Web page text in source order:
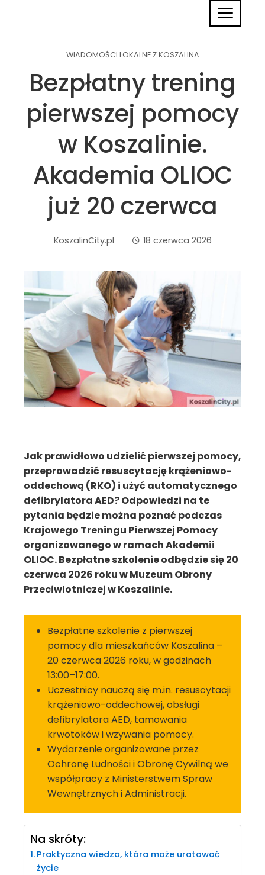
WIADOMOŚCI LOKALNE Z KOSZALINA
Bezpłatny trening
pierwszej pomocy
w Koszalinie.
Akademia OLIOC
już 20 czerwca
KoszalinCity.pl 18 czerwca 2026
Jak prawidłowo udzielić pierwszej pomocy,
przeprowadzić resuscytację krążeniowo-
oddechową (RKO) i użyć automatycznego
defibrylatora AED? Odpowiedzi na te
pytania będzie można poznać podczas
Krajowego Treningu Pierwszej Pomocy
organizowanego w ramach Akademii
OLIOC. Bezpłatne szkolenie odbędzie się 20
czerwca 2026 roku w Muzeum Obrony
Przeciwlotniczej w Koszalinie.
Bezpłatne szkolenie z pierwszej
pomocy dla mieszkańców Koszalina –
20 czerwca 2026 roku, w godzinach
13:00–17:00.
Uczestnicy nauczą się m.in. resuscytacji
krążeniowo-oddechowej, obsługi
defibrylatora AED, tamowania
krwotoków i wzywania pomocy.
Wydarzenie organizowane przez
Ochronę Ludności i Obronę Cywilną we
współpracy z Ministerstwem Spraw
Wewnętrznych i Administracji.
Na skróty:
Praktyczna wiedza, która może uratować
życie